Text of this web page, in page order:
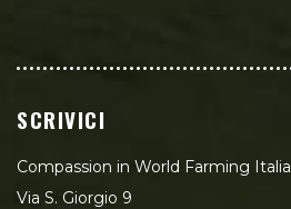
SCRIVICI
Compassion in World Farming Italia
Via S. Giorgio 9